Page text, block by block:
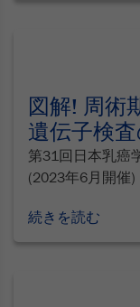
図解! 周術
遺伝子検
第31回日本乳癌
(2023年6月開催
続きを読む